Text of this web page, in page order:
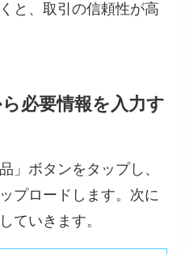
と、取引の信頼性が高
必要情報を入力す
」ボタンをタップし、
プロードします。次に
ていきます。